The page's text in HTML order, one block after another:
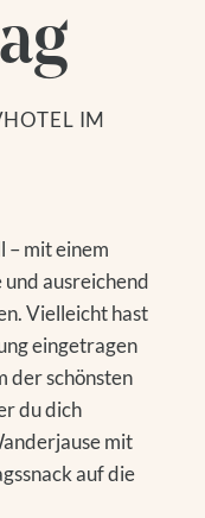
IM
– mit einem
ausreichend
Vielleicht hast
eingetragen
der schönsten
du dich
mit
auf die